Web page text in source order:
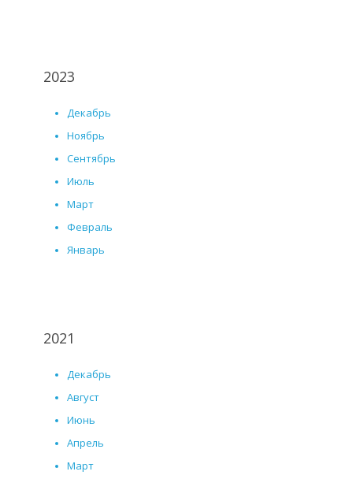
2023
Декабрь
Ноябрь
Сентябрь
Июль
Март
Февраль
Январь
2021
Декабрь
Август
Июнь
Апрель
Март